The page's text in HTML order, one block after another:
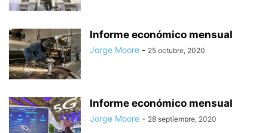
Informe económico mensual
Jorge Moore - 25 octubre, 2020
Informe económico mensual
Jorge Moore - 28 septiembre, 2020